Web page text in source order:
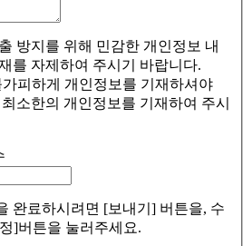
방지를 위해 민감한 개인정보 내
를 자제하여 주시기 바랍니다.
피하게 개인정보를 기재하셔야
소한의 개인정보를 기재하여 주시
완료하시려면 [보내기] 버튼을, 수
]버튼을 눌러주세요.